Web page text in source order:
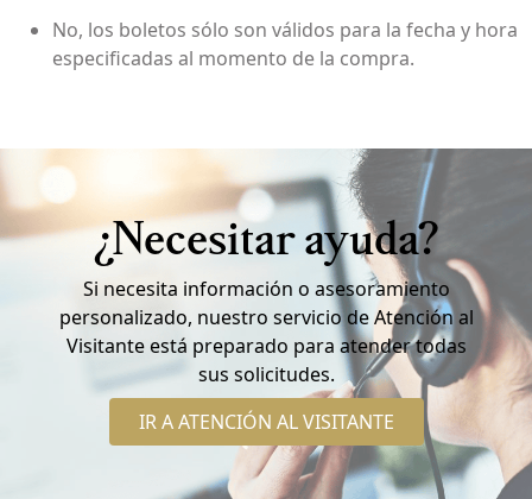
No, los boletos sólo son válidos para la fecha y hora
especificadas al momento de la compra.
¿Necesitar ayuda?
Si necesita información o asesoramiento
personalizado, nuestro servicio de Atención al
Visitante está preparado para atender todas
sus solicitudes.
IR A ATENCIÓN AL VISITANTE